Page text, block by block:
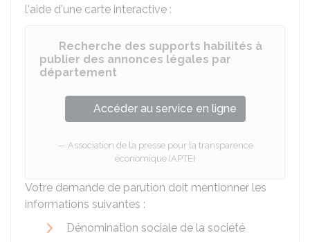
l'aide d'une carte interactive :
Recherche des supports habilités à
publier des annonces légales par
département
Accéder au service en ligne
Association de la presse pour la transparence
économique (APTE)
Votre demande de parution doit mentionner les
informations suivantes :
Dénomination sociale de la société